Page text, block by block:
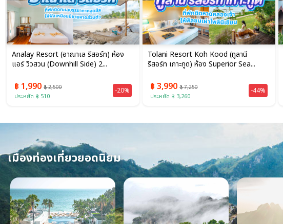
Tolani Resort Koh Kood (ทูลานี
รีสอร์ท เกาะกูด) ห้อง Superior Sea...
฿ 3,990฿ 7,250
ประหยัด ฿ 3,260
-44%
Koh Kood Paradise Beach Resort
(เกาะกูด พาราไดซ์ บีช รีสอร์ท) ห้อ...
฿ 3,590฿ 5,280
ประหยัด ฿ 1,690
-32%
เมืองท่องเที่ยวยอดนิยม